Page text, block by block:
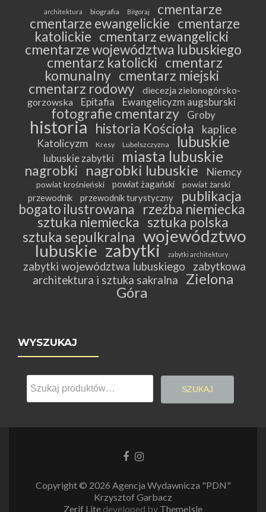
architektura biografia Biłgoraj
cmentarze
cmentarze ewangelickie cmentarze
katolickie cmentarz ewangelicki
cmentarze województwa lubuskiego
cmentarz katolicki cmentarz
komunalny cmentarz miejski
cmentarz rodowy
diecezja zielonogórsko-
gorzowska
Epitafia Ewangelicyzm augsburski
fotografie cmentarzy Groby
historia historia Kościoła kaplice
Katolicyzm Kresy Lubelszczyzna lubuskie
lubuskie zabytki miasta lubuskie
nagrobki nagrobki lubuskie Niemcy
powiat krośnieński powiat żagański powiat żarski
przewodnik przewodnik turystyczny
publikacja
bogato ilustrowana
rzeźba niemiecka
sztuka niemiecka sztuka polska
sztuka sepulkralna województwo
lubuskie zabytki zabytki architektury
zabytki województwa lubuskiego
zabytkowa
architektura i sztuka sakralna
Zielona
Góra
WYSZUKAJ
Szukaj:
SZUKAJ
LinkLink
Copyright © 2026 Agencja Wydawnicza "PDN"
Krzysztof Garbacz
Zerif Lite developed by ThemeIsle